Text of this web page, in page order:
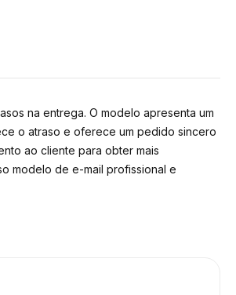
na entrega. O modelo apresenta um
o atraso e oferece um pedido sincero
ao cliente para obter mais
modelo de e-mail profissional e